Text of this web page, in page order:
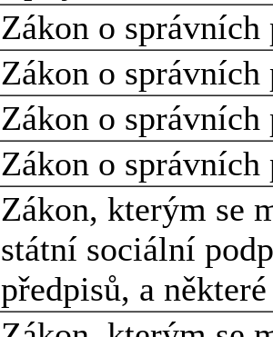
Zákon o
Zákon o
Zákon o
Zákon o
Zákon, kterým se
státní sociální
předpisů, a